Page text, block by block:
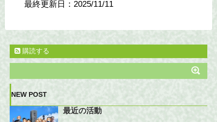
最終更新日：2025/11/11
購読する
NEW POST
最近の活動